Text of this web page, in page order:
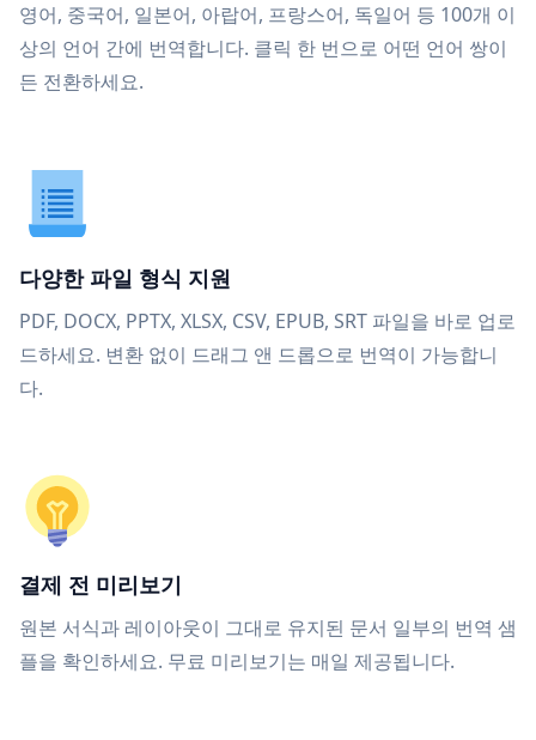
영어, 중국어, 일본어, 아랍어, 프랑스어, 독일어 등 100개 이
상의 언어 간에 번역합니다. 클릭 한 번으로 어떤 언어 쌍이
든 전환하세요.
다양한 파일 형식 지원
PDF, DOCX, PPTX, XLSX, CSV, EPUB, SRT 파일을 바로 업로
드하세요. 변환 없이 드래그 앤 드롭으로 번역이 가능합니
다.
결제 전 미리보기
원본 서식과 레이아웃이 그대로 유지된 문서 일부의 번역 샘
플을 확인하세요. 무료 미리보기는 매일 제공됩니다.